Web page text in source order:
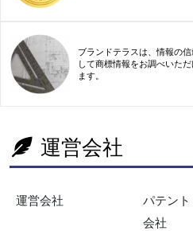
ブランドテラスは、情報の
して商標情報をお調べいた
ます。
運営会社
運営会社
パテン
会社